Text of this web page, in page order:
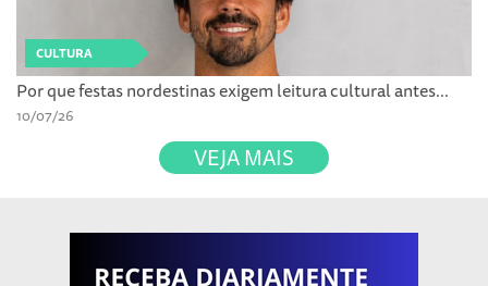
CULTURA
Por que festas nordestinas exigem leitura cultural antes...
10/07/26
VEJA MAIS